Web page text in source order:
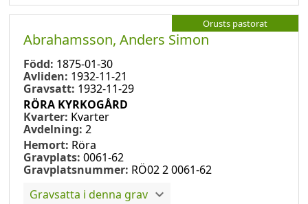
Orusts pastorat
Abrahamsson, Anders Simon
Född: 1875-01-30
Avliden: 1932-11-21
Gravsatt: 1932-11-29
RÖRA KYRKOGÅRD
Kvarter: Kvarter
Avdelning: 2
Hemort: Röra
Gravplats: 0061-62
Gravplatsnummer: RÖ02 2 0061-62
Gravsatta i denna grav